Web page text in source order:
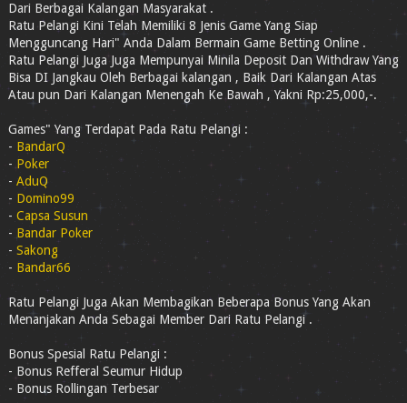
Dari Berbagai Kalangan Masyarakat .
Ratu Pelangi Kini Telah Memiliki 8 Jenis Game Yang Siap
Mengguncang Hari" Anda Dalam Bermain Game Betting Online .
Ratu Pelangi Juga Juga Mempunyai Minila Deposit Dan Withdraw Yang
Bisa DI Jangkau Oleh Berbagai kalangan , Baik Dari Kalangan Atas
Atau pun Dari Kalangan Menengah Ke Bawah , Yakni Rp:25,000,-.
Games" Yang Terdapat Pada Ratu Pelangi :
- BandarQ
- Poker
- AduQ
- Domino99
- Capsa Susun
- Bandar Poker
- Sakong
- Bandar66
Ratu Pelangi Juga Akan Membagikan Beberapa Bonus Yang Akan
Menanjakan Anda Sebagai Member Dari Ratu Pelangi .
Bonus Spesial Ratu Pelangi :
- Bonus Refferal Seumur Hidup
- Bonus Rollingan Terbesar